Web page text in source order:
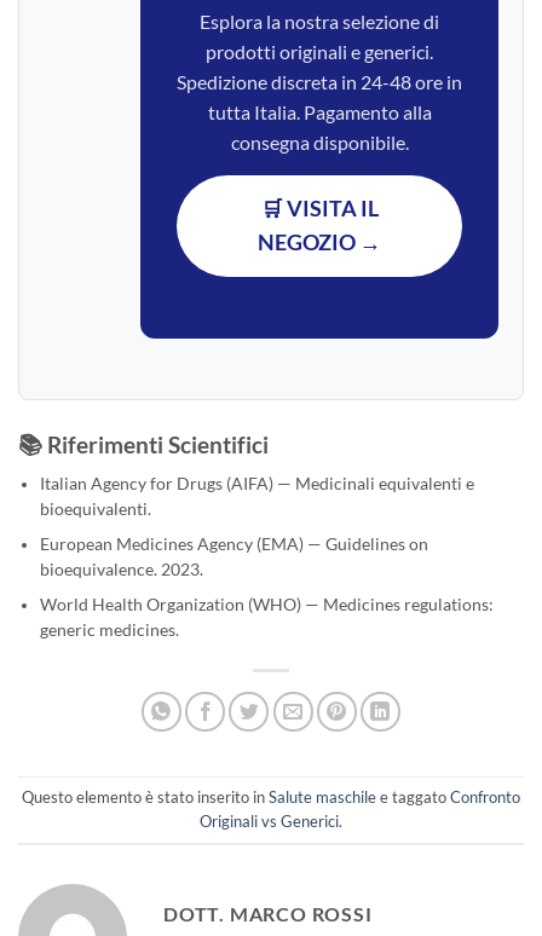
Esplora la nostra selezione di
prodotti originali e generici.
Spedizione discreta in 24-48 ore in
tutta Italia. Pagamento alla
consegna disponibile.
🛒 VISITA IL
NEGOZIO →
📚 Riferimenti Scientifici
Italian Agency for Drugs (AIFA) — Medicinali equivalenti e
bioequivalenti.
European Medicines Agency (EMA) — Guidelines on
bioequivalence. 2023.
World Health Organization (WHO) — Medicines regulations:
generic medicines.
Questo elemento è stato inserito inSalute maschilee taggatoConfronto
Originali vs Generici.
DOTT. MARCO ROSSI